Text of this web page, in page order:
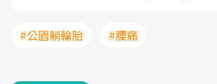
#公園躺輪胎 #腰痛